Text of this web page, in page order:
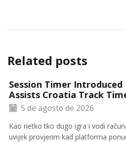
Related posts
Session Timer
Assists Croatia Track
5 de agosto de 2026
Kao netko tko dugo igra i vodi
uvijek provjerim kad platforma